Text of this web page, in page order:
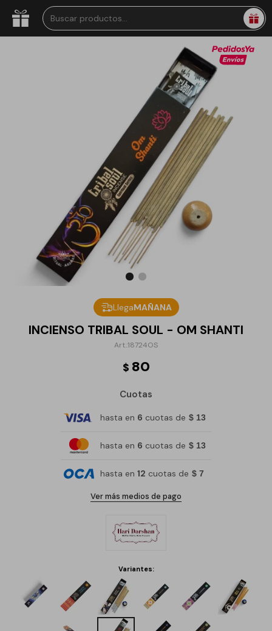
LlegaMAÑANA
INCIENSO TRIBAL SOUL - OM SHANTI
18724OS
$ 80
Cuotas
hasta en 6 cuotas de $ 13
hasta en 6 cuotas de $ 13
hasta en 12 cuotas de $ 7
Ver más medios de pago
Variantes: